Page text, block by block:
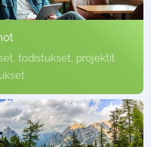
todistukset, projektit